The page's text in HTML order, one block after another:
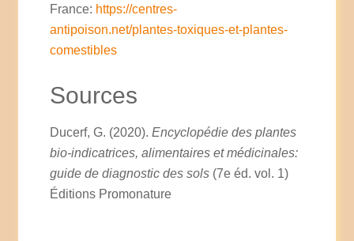
France: https://centres-
antipoison.net/plantes-toxiques-et-plantes-
comestibles
Sources
Ducerf, G. (2020).Encyclopédie des plantes
bio-indicatrices, alimentaires et médicinales:
guide de diagnostic des sols (7e éd. vol. 1)
Éditions Promonature